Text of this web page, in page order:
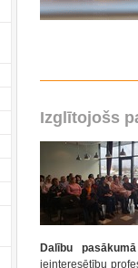
Izglītojošs
Dalību
ieinteresētību